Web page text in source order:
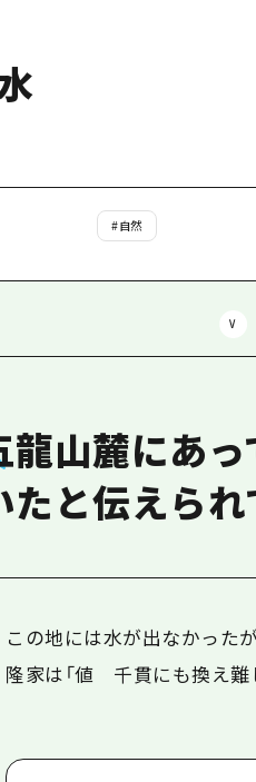
#自然
龍山麓にあっ
たと伝えら
この地には水が出なかった
隆家は「値 千貫にも換え難